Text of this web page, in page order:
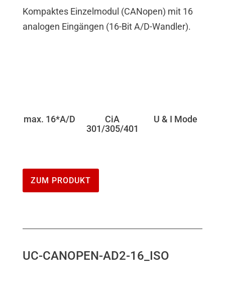
Kompaktes Einzelmodul (CANopen) mit 16
analogen Eingängen (16-Bit A/D-Wandler).
max. 16*A/D
CiA
301/305/401
U & I Mode
ZUM PRODUKT
UC-CANOPEN-AD2-16_ISO